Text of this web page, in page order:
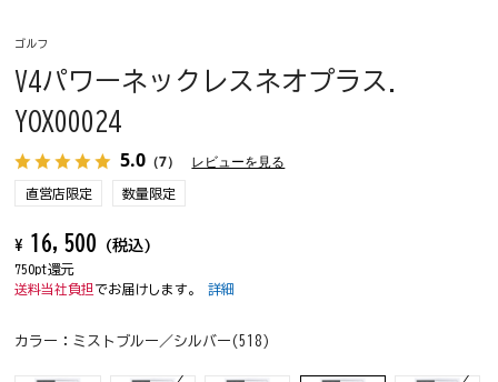
ゴルフ
V4パワーネックレスネオプラス.
YOX00024
5.0 （7） レビューを見る
直営店限定 数量限定
¥ 16,500 (税込)
750pt還元
送料当社負担 でお届けします。詳細
カラー： ミストブルー／シルバー(518)